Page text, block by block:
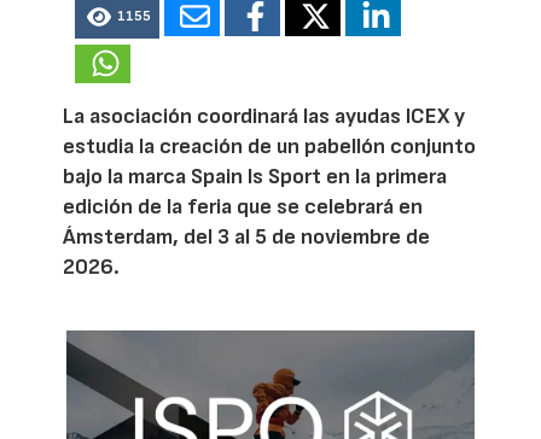
1155
La asociación coordinará las ayudas ICEX y
estudia la creación de un pabellón conjunto
bajo la marca Spain Is Sport en la primera
edición de la feria que se celebrará en
Ámsterdam, del 3 al 5 de noviembre de
2026.